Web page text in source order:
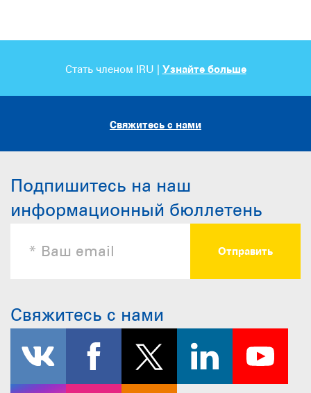
Стать членом IRU | Узнайте больше
Свяжитесь с нами
Подпишитесь на наш
информационный бюллетень
Свяжитесь с нами